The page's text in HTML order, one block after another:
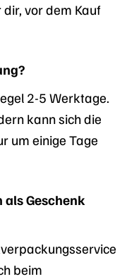
vor dem Kauf
2-5 Werktage.
kann sich die
um einige Tage
Geschenk
beim